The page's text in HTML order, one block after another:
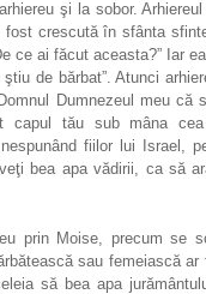
şi la sobor.
crescută în sfânta
ce ai făcut aceasta?” Iar
de bărbat”. Atunci
Dumnezeul meu
capul tău sub mâna
fiilor lui Israel,
bea apa vădirii, ca să
prin Moise, precum se
sau femeiască
să bea apa